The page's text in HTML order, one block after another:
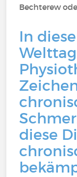
Bechterew
In
diese